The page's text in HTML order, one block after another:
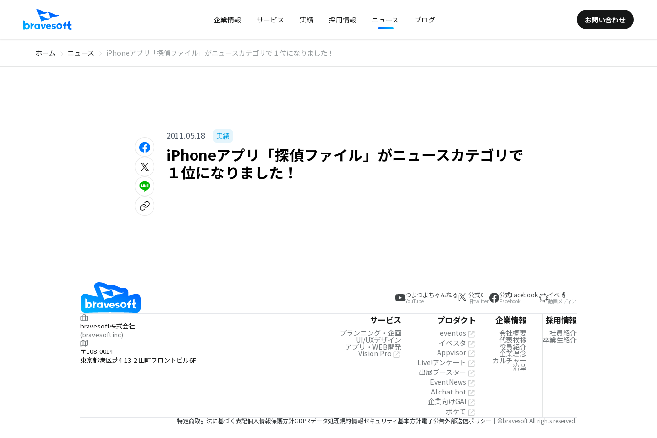
企業情報 サービス 実績 採用情報 ニュース ブログ お問い合わせ
ホーム ニュース iPhoneアプリ「探偵ファイル」がニュースカテゴリで１位になりました！
2011.05.18 実績
iPhoneアプリ「探偵ファイル」がニュースカテゴリで
１位になりました！
つよつよちゃんねる
YouTube
公式X
旧twitter
公式Facebook
Facebook
イベ博
動画メディア
bravesoft株式会社
(bravesoft inc)
〒108-0014
東京都港区芝4-13-2 田町フロントビル6F
サービス
プランニング・企画
UI/UXデザイン
アプリ・WEB開発
Vision Pro
プロダクト
eventos
イベスタ
Appvisor
Live!アンケート
出展ブースター
EventNews
AI chat bot
企業向けGAI
ボケて
企業情報
会社概要
代表挨拶
役員紹介
企業理念
カルチャー
沿革
採用情報
社員紹介
卒業生紹介
特定商取引法に基づく表記個人情報保護方針GDPRデータ処理規約情報セキュリティ基本方針電子公告外部送信ポリシー ©bravesoft All rights reserved.